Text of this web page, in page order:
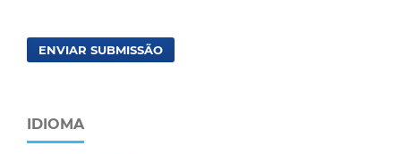
ENVIAR SUBMISSÃO
IDIOMA